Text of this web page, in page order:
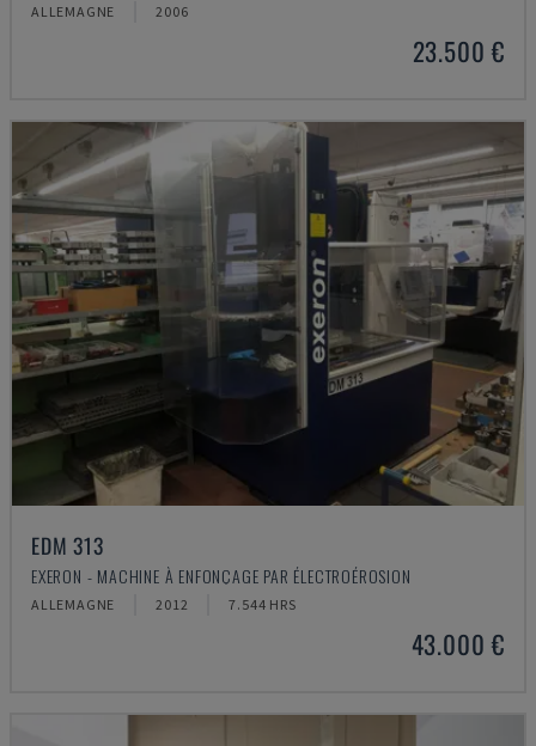
ALLEMAGNE 2006
23.500 €
EDM 313
EXERON - MACHINE À ENFONÇAGE PAR ÉLECTROÉROSION
ALLEMAGNE 2012 7.544 HRS
43.000 €